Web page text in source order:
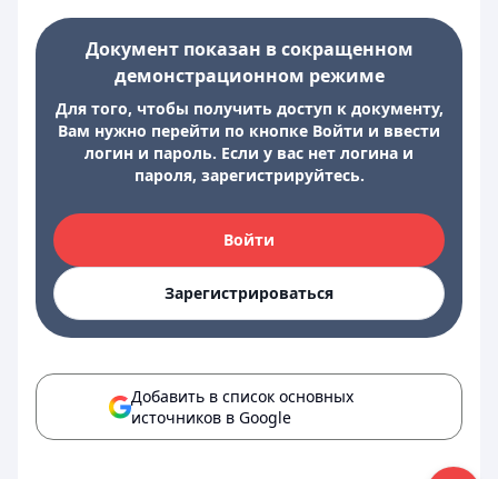
Документ показан в сокращенном
демонстрационном режиме
Для того, чтобы получить доступ к документу,
Вам нужно перейти по кнопке Войти и ввести
логин и пароль. Если у вас нет логина и
пароля, зарегистрируйтесь.
Войти
Зарегистрироваться
Добавить в список основных
источников в Google